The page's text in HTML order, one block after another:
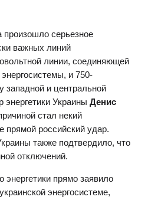
произошло серьезное
важных линий
линии, соединяющей
и 750-
западной и центральной
Украины Денис
стал некий
прямой российский удар.
также подтвердило, что
отключений.
прямо заявило
энергосистеме,